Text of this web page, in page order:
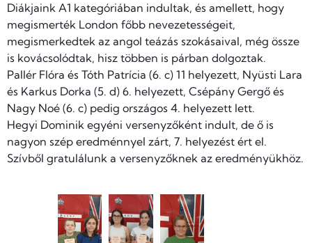
Diákjaink A1 kategóriában indultak, és amellett, hogy
megismerték London főbb nevezetességeit,
megismerkedtek az angol teázás szokásaival, még össze
is kovácsolódtak, hisz többen is párban dolgoztak.
Pallér Flóra és Tóth Patrícia (6. c) 11 helyezett, Nyüsti Lara
és Karkus Dorka (5. d) 6. helyezett, Csépány Gergő és
Nagy Noé (6. c) pedig országos 4. helyezett lett.
Hegyi Dominik egyéni versenyzőként indult, de ő is
nagyon szép eredménnyel zárt, 7. helyezést ért el.
Szívből gratulálunk a versenyzőknek az eredményükhöz.